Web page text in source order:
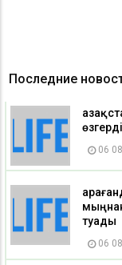
Последние
өзгерді
06
туады
06